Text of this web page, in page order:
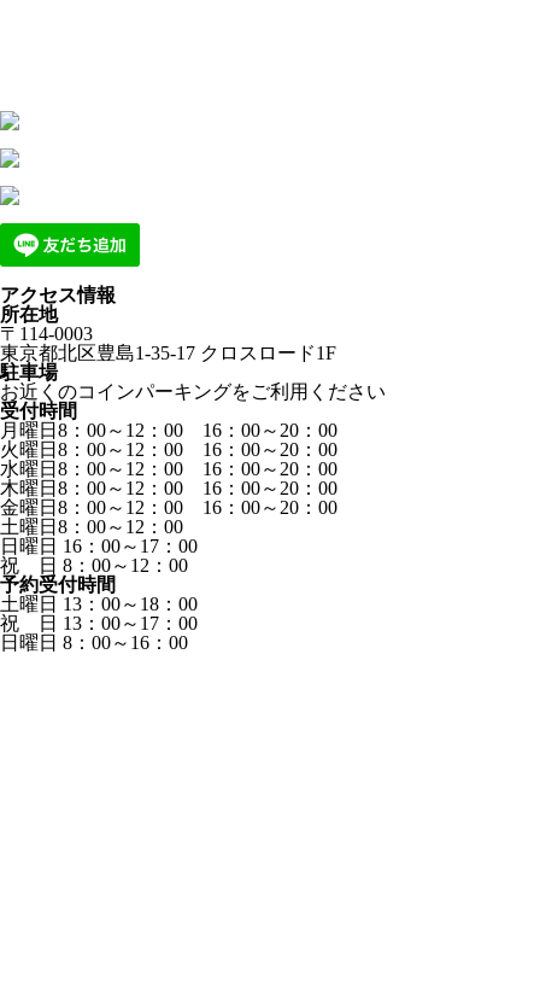
アクセス情報
所在地
〒114-0003
東京都北区豊島1-35-17 クロスロード1F
駐車場
お近くのコインパーキングをご利用ください
受付時間
月曜日8：00～12：00 16：00～20：00
火曜日8：00～12：00 16：00～20：00
水曜日8：00～12：00 16：00～20：00
木曜日8：00～12：00 16：00～20：00
金曜日8：00～12：00 16：00～20：00
土曜日8：00～12：00
日曜日 16：00～17：00
祝 日 8：00～12：00
予約受付時間
土曜日 13：00～18：00
祝 日 13：00～17：00
日曜日 8：00～16：00